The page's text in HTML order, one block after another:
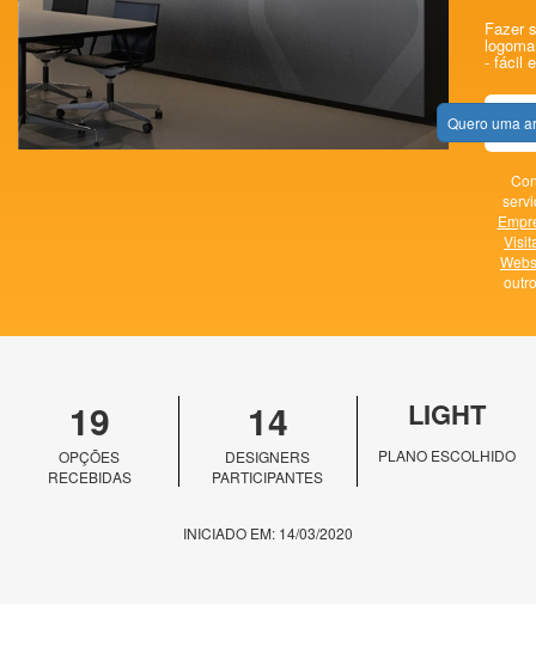
Fazer
- fácil
Quero uma
19
OPÇÕES
RECEBIDAS
14
DESIGNERS
PARTICIPANTES
LIGHT
PLANO ESCOLHIDO
INICIADO EM: 14/03/2020